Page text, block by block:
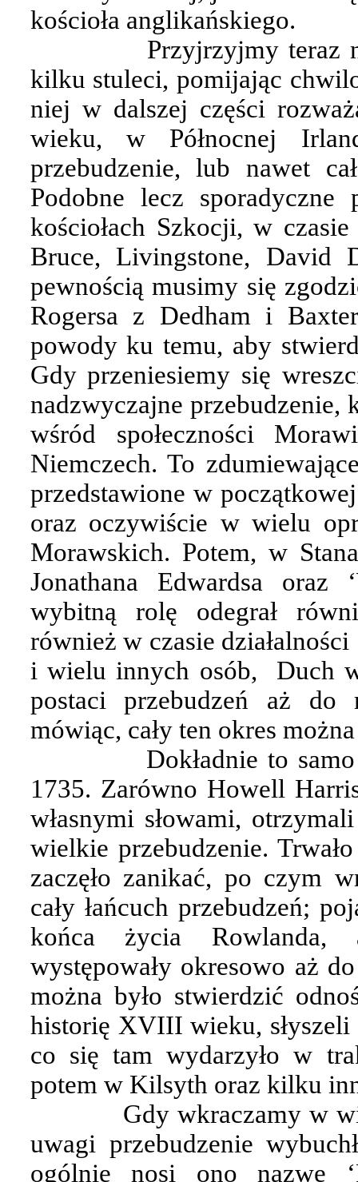
kościoła anglikańskiego.
Przyjrzyjmy teraz
kilku stuleci, pomijając
niej w dalszej części
wieku, w Północnej
przebudzenie, lub nawet
Podobne lecz sporadyczne
kościołach Szkocji, w
Bruce, Livingstone, David
pewnością musimy się
Rogersa z Dedham i
powody ku temu, aby
Gdy przeniesiemy się
nadzwyczajne przebudzenie,
wśród społeczności
Niemczech. To
przedstawione w
oraz oczywiście w wielu
Morawskich. Potem, w
Jonathana Edwardsa oraz
wybitną rolę odegrał
również w czasie działalności
i wielu innych osób,
Duch
postaci przebudzeń aż do
mówiąc, cały ten okres
Dokładnie to
1735. Zarówno Howell
własnymi słowami,
wielkie przebudzenie.
zaczęło zanikać, po czym
cały łańcuch przebudzeń;
końca życia Rowlanda,
występowały okresowo aż
można było stwierdzić
historię XVIII wieku,
co się tam wydarzyło w
potem w Kilsyth oraz kilku
Gdy wkraczamy w
uwagi przebudzenie
ogólnie nosi ono nazwę